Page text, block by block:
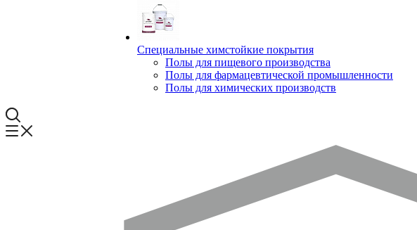
Специальные химстойкие покрытия
Полы для пищевого производства
Полы для фармацевтической промышленности
Полы для химических производств